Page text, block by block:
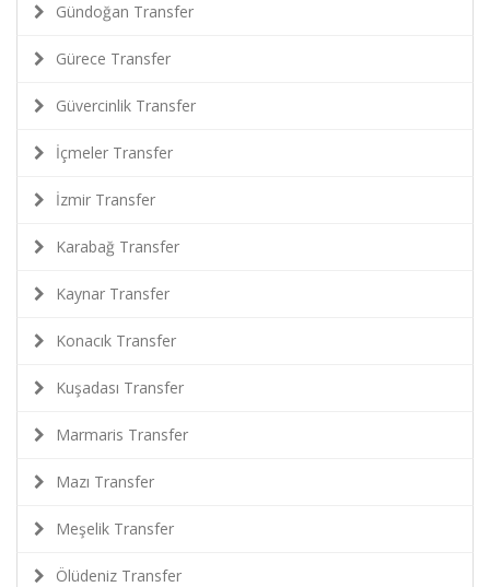
Gündoğan Transfer
Gürece Transfer
Güvercinlik Transfer
İçmeler Transfer
İzmir Transfer
Karabağ Transfer
Kaynar Transfer
Konacık Transfer
Kuşadası Transfer
Marmaris Transfer
Mazı Transfer
Meşelik Transfer
Ölüdeniz Transfer